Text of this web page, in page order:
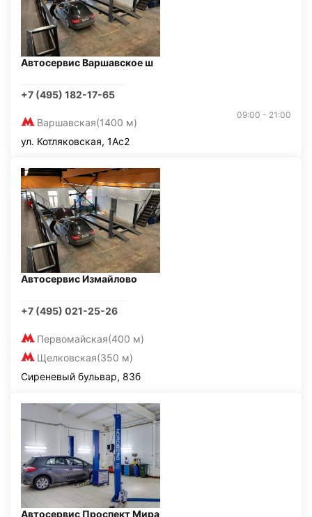
Автосервис Варшавское ш
+7 (495) 182-17-65
Варшавская(1400 м)
09:00 - 21:00
ул. Котляковская, 1Ас2
Автосервис Измайлово
+7 (495) 021-25-26
Первомайская(400 м)
Щелковская(350 м)
Сиреневый бульвар, 83б
Автосервис Проспект Мира